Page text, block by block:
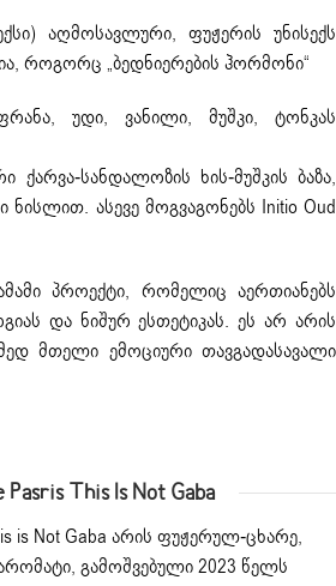
აღმოსავლური, ფუჟერის უნისექს
როგორც „ბედნიერების ჰორმონი“
უდი, ვანილი, მუშკი, ტონკას
ქარვა-სანდალოზის ხის-მუშკის ბაზა,
ასევე მოგვაგონებს Initio Oud
პროექტი, რომელიც აერთიანებს
და ნიშურ ესთეტიკას. ეს არ არის
მთელი ემოციური თავგადასავალი
Pasris This Is Not Gaba
is Not Gaba არის ფუჟერულ-ცხარე,
გამოშვებული 2023 წელს